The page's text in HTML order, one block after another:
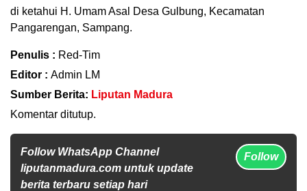
di ketahui H. Umam Asal Desa Gulbung, Kecamatan
Pangarengan, Sampang.
Penulis : Red-Tim
Editor : Admin LM
Sumber Berita: Liputan Madura
Komentar ditutup.
Follow WhatsApp Channel
liputanmadura.com untuk update
berita terbaru setiap hari
Follow